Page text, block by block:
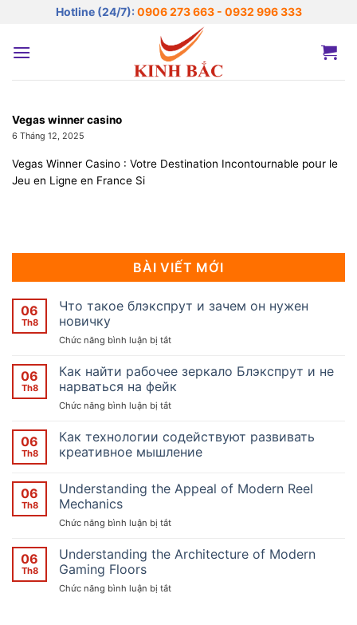
nội
Hotline (24/7): 0906 273 663 - 0932 996 333
Vegas winner casino
6 Tháng 12, 2025
Vegas Wіnner Cаsino : Votre Destination Incontournable poսr ⅼe
Jeu en Ligne en France Si
BÀI VIẾT MỚI
06
Th8
Что такое блэкспрут и зачем он нужен
новичку
Chức năng bình luận bị tắtở
такое
блэкспрут
и
зачем
нужен
новичку
06
Th8
Как найти рабочее зеркало Блэкспрут и не
нарваться на фейк
Chức năng bình luận bị tắtở
найти
рабочее
зеркало
на
06
Th8
Как технологии содействуют развивать
креативное мышление
bình
luận
ở
Как
технологии
развивать
креативное
мышление
06
Th8
Understanding the Appeal of Modern Reel
Mechanics
Chức năng bình luận bị tắtở
the
Appeal
Modern
06
Th8
Understanding the Architecture of Modern
Gaming Floors
Chức năng bình luận bị tắtở